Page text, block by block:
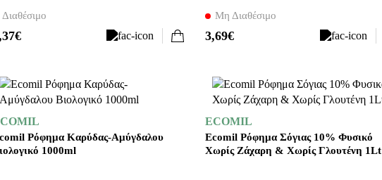
Διαθέσιμο Μη Διαθέσιμο
3,69€
Ρόφημα Καρύδας-Αμύγδαλου
1000ml
ECOMIL
Ecomil Ρόφημα Σόγιας 10% Φυσικό
Χωρίς Ζάχαρη & Χωρίς Γλουτένη 1Lt